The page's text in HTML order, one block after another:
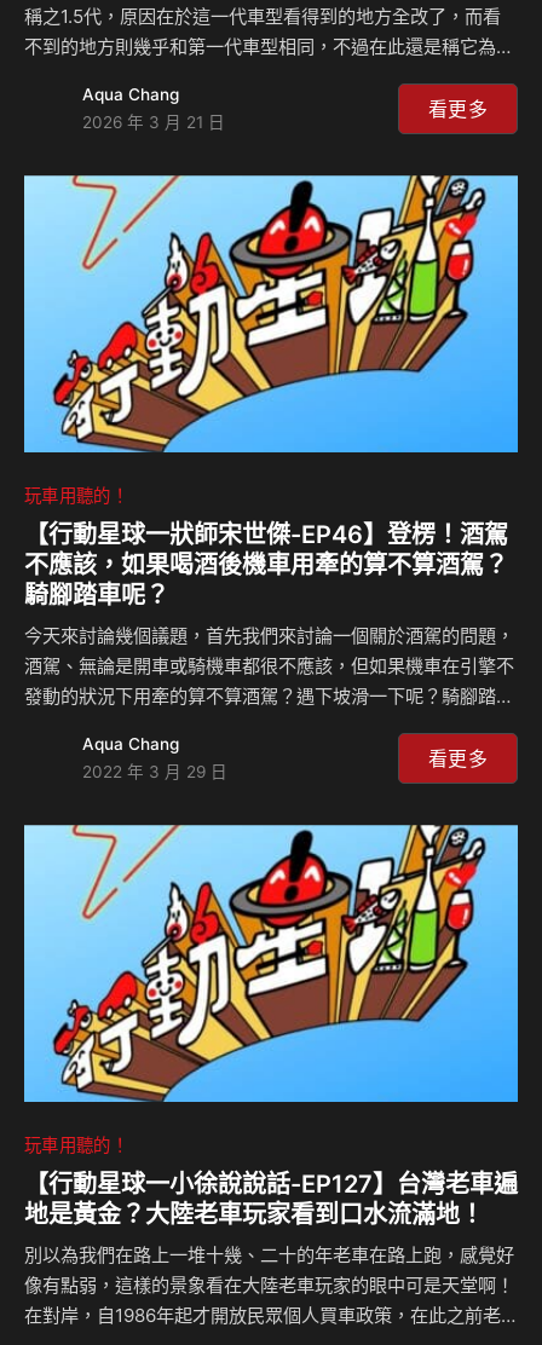
稱之1.5代，原因在於這一代車型看得到的地方全改了，而看
不到的地方則幾乎和第一代車型相同，不過在此還是稱它為第
房車、五門斜背、五門旅行車幾乎一口氣導入投產，靠著優異
的操控硬是和其他競品有著明顯差異化，也因為如此，之後的
了豪華取向的M2000。還記得它嗎？一起來聽Celsior說故
事！ #行動星球 #島叔聊天室 #Mondeo #MondeoRS
#M2000 #Ford #島耕作 #Celsior — Ho…
Aqua Chang
2026 年 3 月 21 日
看更多
玩車用聽的！
【行動星球⼀狀師宋世傑-EP46】登楞！酒駕
不應該，如果喝酒後機車用牽的算不算酒駕？
騎腳踏車呢？
今天來討論幾個議題，首先我們來討論一個關於酒駕的問題，
酒駕、無論是開車或騎機車都很不應該，但如果機車在引擎不
發動的狀況下用牽的算不算酒駕？遇下坡滑一下呢？騎腳踏車
樣。第二個如果吸完毒後開車或騎車叫做毒駕，也是件很危險
的事，但和酒駕比起來哪個罰責較重？第三個議題我們來討論
或借據傷感情，到底該怎麼做才能有保障又不傷彼此誼呢？
Aqua Chang
2022 年 3 月 29 日
看更多
玩車用聽的！
【行動星球⼀小徐說說話-EP127】台灣老車遍
地是黃金？大陸老車玩家看到口水流滿地！
別以為我們在路上一堆十幾、二十的年老車在路上跑，感覺好
像有點弱，這樣的景象看在大陸老車玩家的眼中可是天堂啊！
在對岸，自1986年起才開放民眾個人買車政策，在此之前老